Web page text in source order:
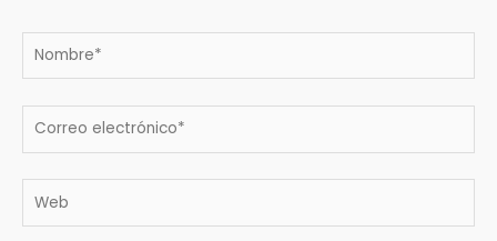
Nombre*
Correo
Web